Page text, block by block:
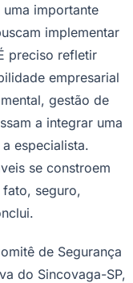
importante
implementar
preciso refletir
empresarial
gestão de
a integrar uma
especialista.
se constroem
seguro,
de Segurança
do Sincovaga-SP,